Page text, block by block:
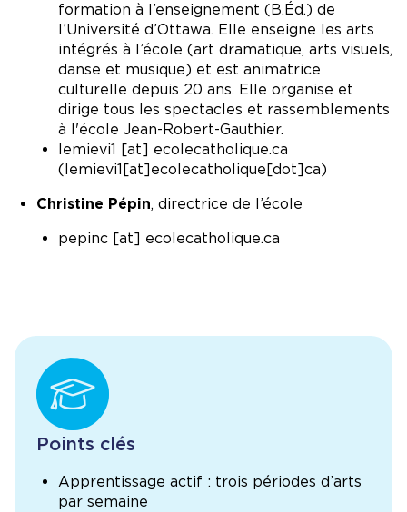
formation à l’enseignement (B.Éd.) de
l’Université d’Ottawa. Elle enseigne les arts
intégrés à l’école (art dramatique, arts visuels,
danse et musique) et est animatrice
culturelle depuis 20 ans. Elle organise et
dirige tous les spectacles et rassemblements
à l'école Jean-Robert-Gauthier.
lemievi1 [at] ecolecatholique.ca
( lemievi1[at]ecolecatholique[dot]ca)
Christine Pépin, directrice de l’école
pepinc [at] ecolecatholique.ca
Points clés
Apprentissage actif : trois périodes d’arts
par semaine